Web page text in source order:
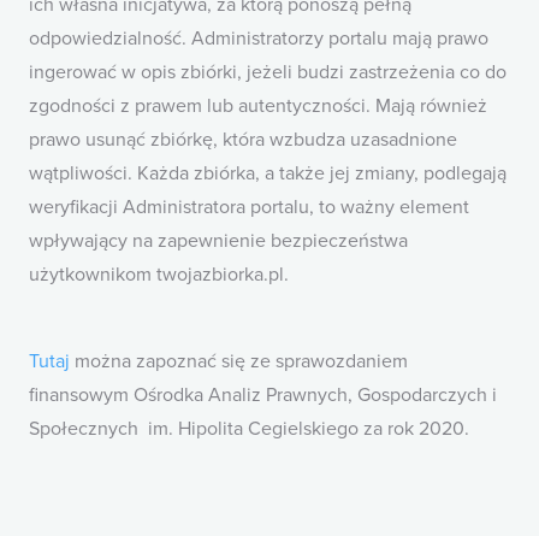
ich własna inicjatywa, za którą ponoszą pełną
odpowiedzialność. Administratorzy portalu mają prawo
ingerować w opis zbiórki, jeżeli budzi zastrzeżenia co do
zgodności z prawem lub autentyczności. Mają również
prawo usunąć zbiórkę, która wzbudza uzasadnione
wątpliwości. Każda zbiórka, a także jej zmiany, podlegają
weryfikacji Administratora portalu, to ważny element
wpływający na zapewnienie bezpieczeństwa
użytkownikom twojazbiorka.pl.
Tutaj można zapoznać się ze sprawozdaniem
finansowym Ośrodka Analiz Prawnych, Gospodarczych i
Społecznych im. Hipolita Cegielskiego za rok 2020.